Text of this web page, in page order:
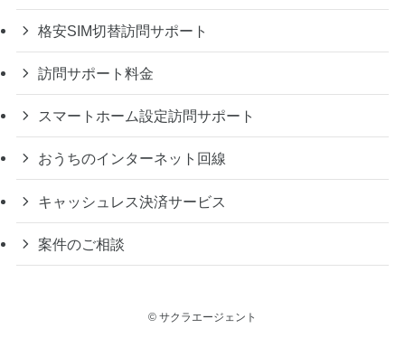
格安SIM切替訪問サポート
訪問サポート料金
スマートホーム設定訪問サポート
おうちのインターネット回線
キャッシュレス決済サービス
案件のご相談
© サクラエージェント